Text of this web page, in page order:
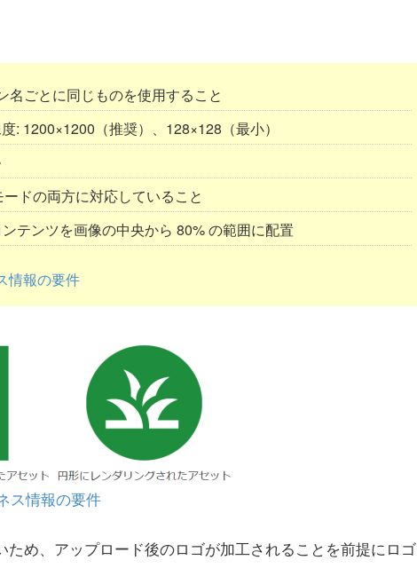
ごとに同じものを使用すること
: 1200×1200（推奨）、128×128（最小）
ドの両方に対応していること
テンツを画像の中央から 80% の範囲に配置
情報の要件
ス情報の要件
め、アップロード後のロゴが加工されることを前提にロゴ